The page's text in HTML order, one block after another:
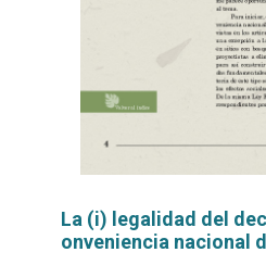
La (i) legalidad del
onveniencia nacional